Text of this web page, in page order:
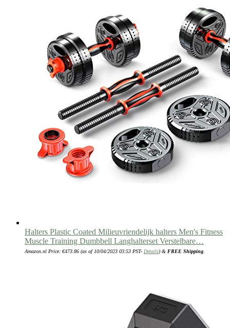
Halters Plastic Coated Milieuvriendelijk halters Men's Fitness
Muscle Training Dumbbell Langhalterset Verstelbare…
Amazon.nl Price: €473.86 (as of 10/04/2023 03:53 PST- Details) & FREE Shipping